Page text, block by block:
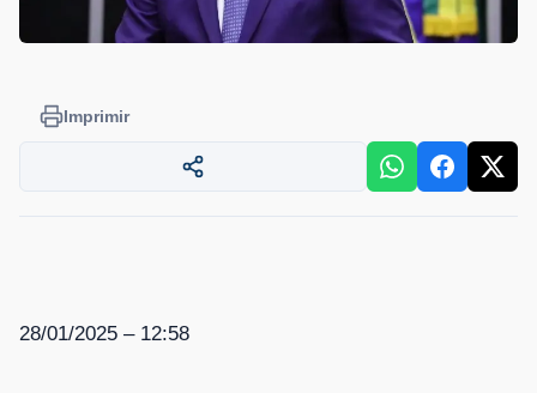
Imprimir
28/01/2025 – 12:58